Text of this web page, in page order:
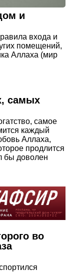
и
входа и
помещений,
Аллаха (мир
самых
самое
каждый
Аллаха,
продлится
бы доволен
во